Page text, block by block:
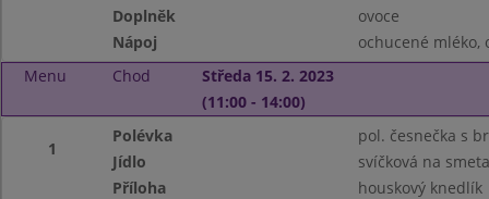
Doplněk
ovoce
Nápoj
ochucené mléko,
Menu
Chod
Středa 15. 2. 2023
(11:00 - 14:00)
1
Polévka
pol. česnečka s
Jídlo
svíčková na
Příloha
houskový knedlík